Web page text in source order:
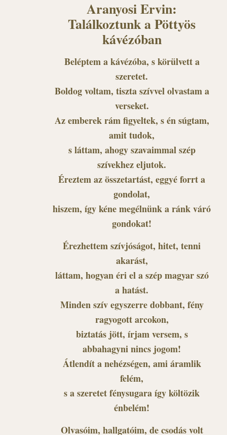
Aranyosi Ervin:
Találkoztunk a Pöttyös
kávézóban
Beléptem a kávézóba, s körülvett a
szeretet.
Boldog voltam, tiszta szívvel olvastam a
verseket.
Az emberek rám figyeltek, s én súgtam,
amit tudok,
s láttam, ahogy szavaimmal szép
szívekhez eljutok.
Éreztem az összetartást, eggyé forrt a
gondolat,
hiszem, így kéne megélnünk a ránk váró
gondokat!
Érezhettem szívjóságot, hitet, tenni
akarást,
láttam, hogyan éri el a szép magyar szó
a hatást.
Minden szív egyszerre dobbant, fény
ragyogott arcokon,
biztatás jött, írjam versem, s
abbahagyni nincs jogom!
Átlendít a nehézségen, ami áramlik
felém,
s a szeretet fénysugara így költözik
énbelém!
Olvasóim, hallgatóim, de csodás volt